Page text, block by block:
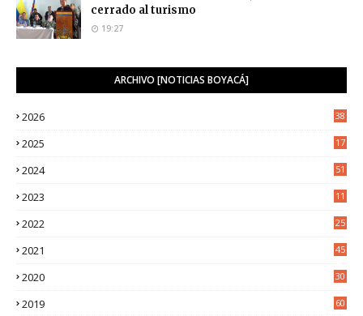
cerrado al turismo
19:27
ARCHIVO [NOTICIAS BOYACÁ]
2026 38
2025
17
2024 51
2023
11
2022
25
2021
45
2020
30
2019 60